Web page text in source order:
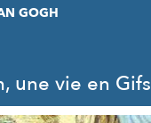
GOGH
une vie en Gifs